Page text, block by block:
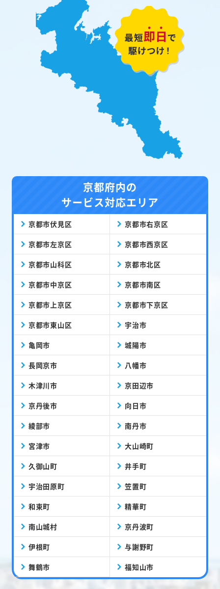
京都府内の
サービス対応エリア
京都市伏見区 京都市右京区
京都市左京区 京都市西京区
京都市山科区 京都市北区
京都市中京区 京都市南区
京都市上京区 京都市下京区
京都市東山区 宇治市
亀岡市 城陽市
長岡京市 八幡市
木津川市 京田辺市
京丹後市 向日市
綾部市 南丹市
宮津市 大山崎町
久御山町 井手町
宇治田原町 笠置町
和束町 精華町
南山城村 京丹波町
伊根町 与謝野町
舞鶴市 福知山市